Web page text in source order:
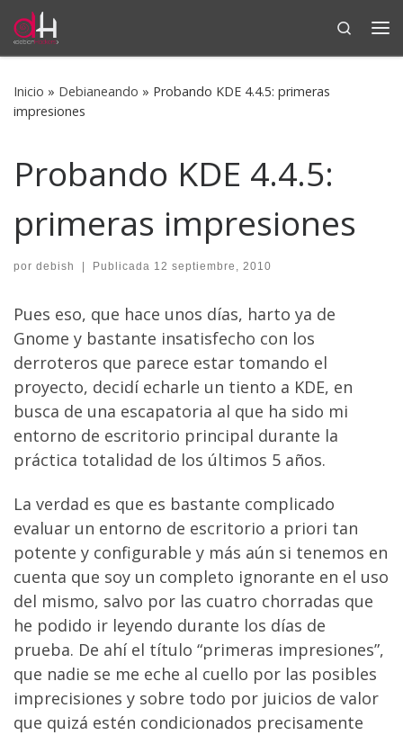
Saltar al contenido
Search
Inicio » Debianeando » Probando KDE 4.4.5: primeras
impresiones
Probando KDE 4.4.5:
primeras impresiones
por debish | Publicada 12 septiembre, 2010
Pues eso, que hace unos días, harto ya de
Gnome y bastante insatisfecho con los
derroteros que parece estar tomando el
proyecto, decidí echarle un tiento a KDE, en
busca de una escapatoria al que ha sido mi
entorno de escritorio principal durante la
práctica totalidad de los últimos 5 años.
La verdad es que es bastante complicado
evaluar un entorno de escritorio a priori tan
potente y configurable y más aún si tenemos en
cuenta que soy un completo ignorante en el uso
del mismo, salvo por las cuatro chorradas que
he podido ir leyendo durante los días de
prueba. De ahí el título “primeras impresiones”,
que nadie se me eche al cuello por las posibles
imprecisiones y sobre todo por juicios de valor
que quizá estén condicionados precisamente